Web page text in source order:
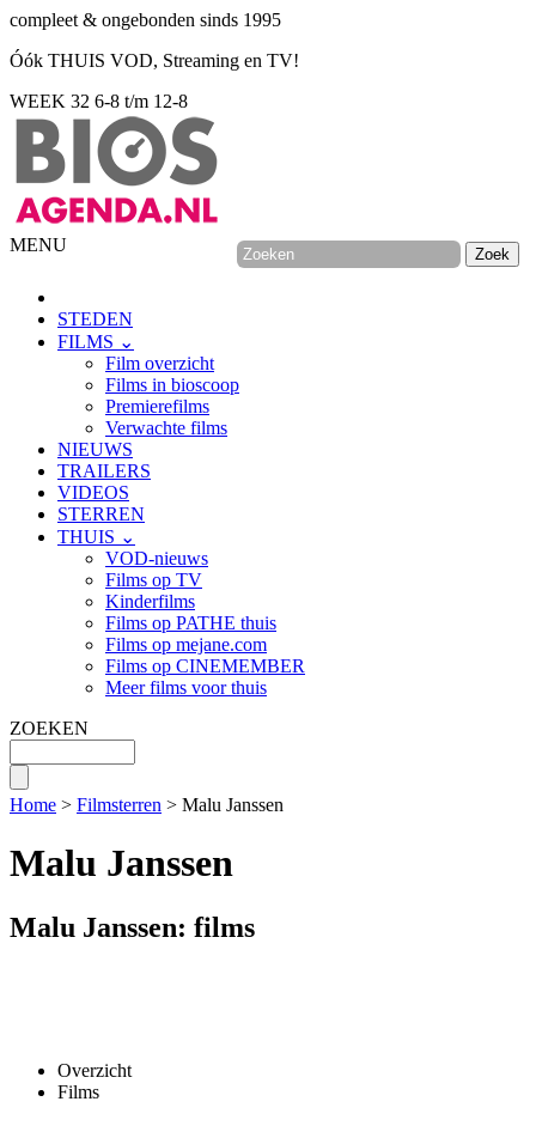
compleet & ongebonden sinds 1995
Óók THUIS VOD, Streaming en TV!
WEEK 32 6-8 t/m 12-8
MENU
STEDEN
FILMS ⌄
Film overzicht
Films in bioscoop
Premierefilms
Verwachte films
NIEUWS
TRAILERS
VIDEOS
STERREN
THUIS ⌄
VOD-nieuws
Films op TV
Kinderfilms
Films op PATHE thuis
Films op mejane.com
Films op CINEMEMBER
Meer films voor thuis
ZOEKEN
Home > Filmsterren > Malu Janssen
Malu Janssen
Malu Janssen: films
Overzicht
Films